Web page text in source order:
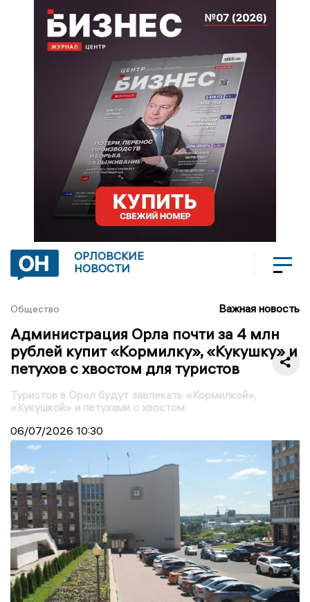
ОРЛОВСКИЕ
НОВОСТИ
Общество Важная новость
Администрация Орла почти за 4 млн
рублей купит «Кормилку», «Кукушку» и
петухов с хвостом для туристов
Туристов в Орел будут завлекать «Кормилкой»,
«Кукушкой» и петухами с хвостом
06/07/2026 10:30